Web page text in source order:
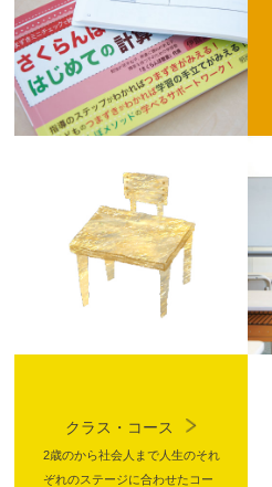
クラス・コース
2歳のから社会人まで人生のそれ
ぞれのステージに合わせたコー